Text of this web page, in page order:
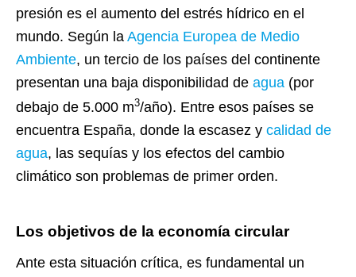
presión es el aumento del estrés hídrico en el
mundo. Según la Agencia Europea de Medio
Ambiente, un tercio de los países del continente
presentan una baja disponibilidad de agua (por
debajo de 5.000 m3/año). Entre esos países se
encuentra España, donde la escasez y calidad de
agua, las sequías y los efectos del cambio
climático son problemas de primer orden.
Los objetivos de la economía circular
Ante esta situación crítica, es fundamental un